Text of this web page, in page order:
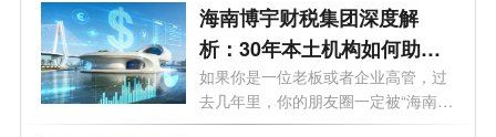
海南博宇财税集团深度解
析：30年本土机构如何助企
业落地自贸港？
如果你是一位老板或者企业高管，过
去几年里，你的朋友圈一定被“海南自
贸...